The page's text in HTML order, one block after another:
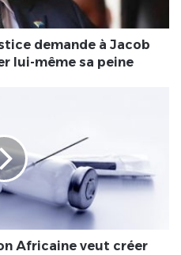
demande à Jacob
lui-même sa peine
Africaine veut créer